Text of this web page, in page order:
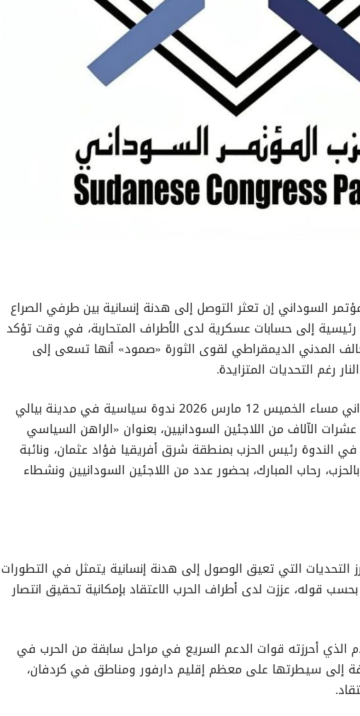
السوداني إن تعثر التوصل إلى هدنة إنسانية بين طرفي الصراع
إلى حسابات عسكرية لدى الأطراف المتحاربة، في وقت تؤكد
المدني الديمقراطي لقوى الثورة «صمود» أنها تسعى إلى
رغم التحديات المتزايدة.
ونظم حزب المؤتمر السوداني مساء الخميس 12 مارس 2026 ندوة سياسية في مدينة بيالي
الآلاف من اللاجئين السودانيين، بعنوان «الراهن السياسي
الندوة رئيس الحزب بمنطقة شرق أفريقيا فؤاد عثمان، ونائبة
رحاب المبارك، بحضور عدد من اللاجئين السودانيين ونشطاء
التحديات التي تعيق الوصول إلى هدنة إنسانية يتمثل في التطورات
بحسب قوله، عززت لدى أطراف الحرب الاعتقاد بإمكانية تحقيق انتصار
الذي أحرزته قوات الدعم السريع في مراحل سابقة من الحرب في
إلى سيطرتها على معظم إقليم دارفور ومناطق في كردفان،